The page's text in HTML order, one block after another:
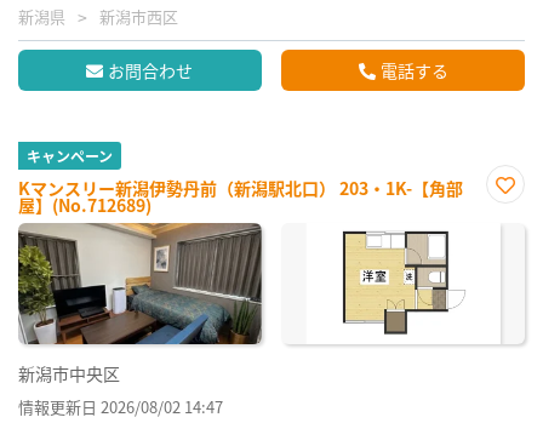
新潟県 新潟市西区
お問合わせ 電話する
キャンペーン
Kマンスリー新潟伊勢丹前（新潟駅北口） 203・1K-【角部
屋】(No.712689)
に入
新潟市中央区
情報更新日 2026/08/02 14:47